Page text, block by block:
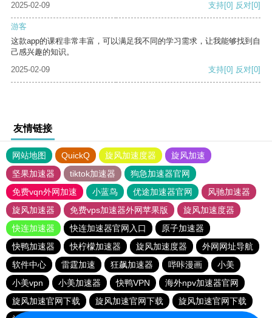
2025-02-09
支持[0] 反对[0]
游客
这款app的课程非常丰富，可以满足我不同的学习需求，让我能够找到自
己感兴趣的知识。
2025-02-09
支持[0] 反对[0]
友情链接
网站地图 QuickQ 旋风加速度器
旋风加速
坚果加速器
tiktok加速器
狗急加速器官网
免费vqn外网加速
小蓝鸟 优途加速器官网
风驰加速器
旋风加速器
免费vps加速器外网苹果版
旋风加速度器
快连加速器
快连加速器官网入口
原子加速器
快鸭加速器
快柠檬加速器 旋风加速度器
外网网址导航
软件中心
雷霆加速 狂飙加速器 哔咔漫画
小美
小美vpn
小美加速器 快鸭VPN
海外npv加速器官网
旋风加速官网下载
旋风加速官网下载
旋风加速官网下载